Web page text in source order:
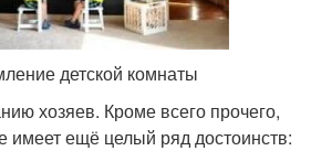
детской комнаты
хозяев. Кроме всего прочего,
имеет ещё целый ряд достоинств: